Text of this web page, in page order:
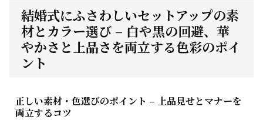
結婚式にふさわしいセットアップの素
材とカラー選び – 白や黒の回避、華
やかさと上品さを両立する色彩のポイ
ント
正しい素材・色選びのポイント – 上品見せとマナーを
両立するコツ